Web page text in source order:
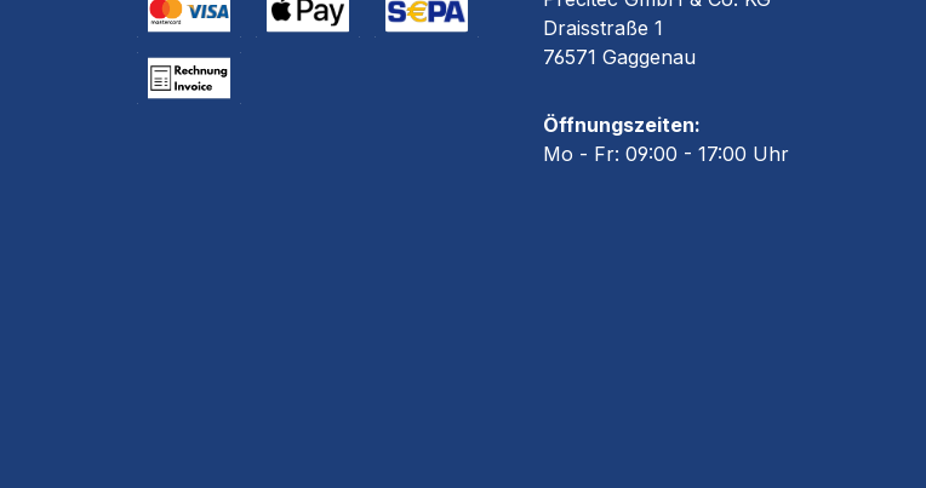
Kreditkarte (via Stripe)Apple Pay / Google Pay (via Stripe)
SEPA-Lastschrift (via Stripe)
Draisstraße 1
76571 Gaggenau
Öffnungszeiten:
Mo - Fr: 09:00 - 17:00 Uhr